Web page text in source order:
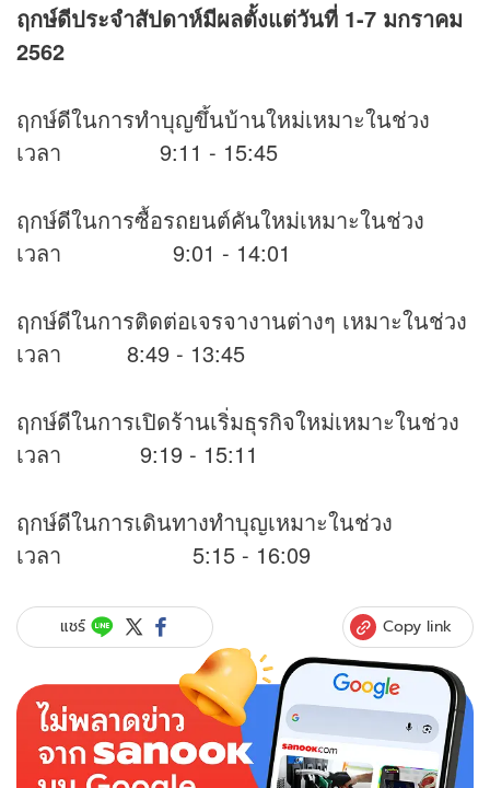
ฤกษ์ดีประจำสัปดาห์มีผลตั้งแต่วันที่ 1-7 มกราคม
2562
ฤกษ์ดีในการทำบุญขึ้นบ้านใหม่เหมาะในช่วง
เวลา 9:11 - 15:45
ฤกษ์ดีในการซื้อรถยนต์คันใหม่เหมาะในช่วง
เวลา 9:01 - 14:01
ฤกษ์ดีในการติดต่อเจรจางานต่างๆ เหมาะในช่วง
เวลา 8:49 - 13:45
ฤกษ์ดีในการเปิดร้านเริ่มธุรกิจใหม่เหมาะในช่วง
เวลา 9:19 - 15:11
ฤกษ์ดีในการเดินทางทำบุญเหมาะในช่วง
เวลา 5:15 - 16:09
แชร์ Copy link